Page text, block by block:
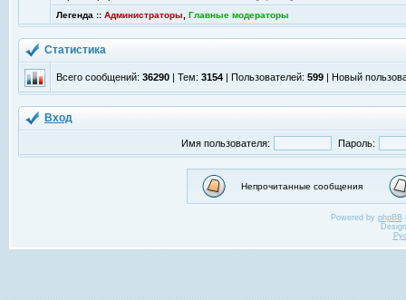
Легенда :: Администраторы Главные модераторы
Статистика
Всего сообщений: 36290 | Тем: 3154 | Пользователей: 599 | Новый
Вход
Имя пользователя: Пароль:
Непрочитанные сообщения
Powered by phpBB